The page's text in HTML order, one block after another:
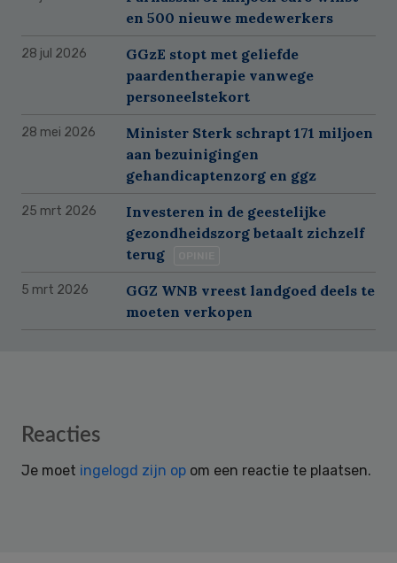
en 500 nieuwe medewerkers
28 jul 2026
GGzE stopt met geliefde
paardentherapie vanwege
personeelstekort
28 mei 2026
Minister Sterk schrapt 171 miljoen
aan bezuinigingen
gehandicaptenzorg en ggz
25 mrt 2026
Investeren in de geestelijke
gezondheidszorg betaalt zichzelf
terug
5 mrt 2026
GGZ WNB vreest landgoed deels te
moeten verkopen
Reader
Reacties
Je moet ingelogd zijn op om een reactie te plaatsen.